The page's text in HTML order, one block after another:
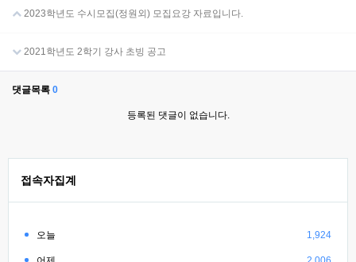
2023학년도 수시모집(정원외) 모집요강 자료입니다.
2021학년도 2학기 강사 초빙 공고
댓글목록 0
등록된 댓글이 없습니다.
접속자집계
오늘 1,924